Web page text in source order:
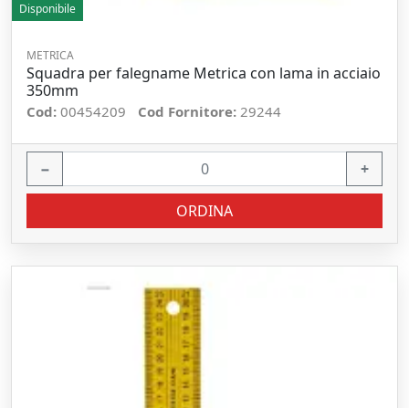
Disponibile
METRICA
Squadra per falegname Metrica con lama in acciaio
350mm
Cod: 00454209 Cod Fornitore: 29244
− +
ORDINA